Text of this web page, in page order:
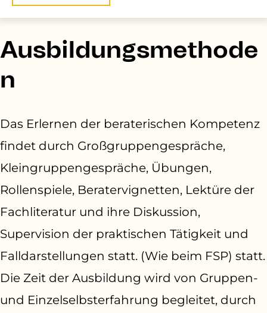
Ausbildungsmethode
n
Das Erlernen der beraterischen Kompetenz
findet durch Großgruppengespräche,
Kleingruppengespräche, Übungen,
Rollenspiele, Beratervignetten, Lektüre der
Fachliteratur und ihre Diskussion,
Supervision der praktischen Tätigkeit und
Falldarstellungen statt. (Wie beim FSP) statt.
Die Zeit der Ausbildung wird von Gruppen-
und Einzelselbsterfahrung begleitet, durch